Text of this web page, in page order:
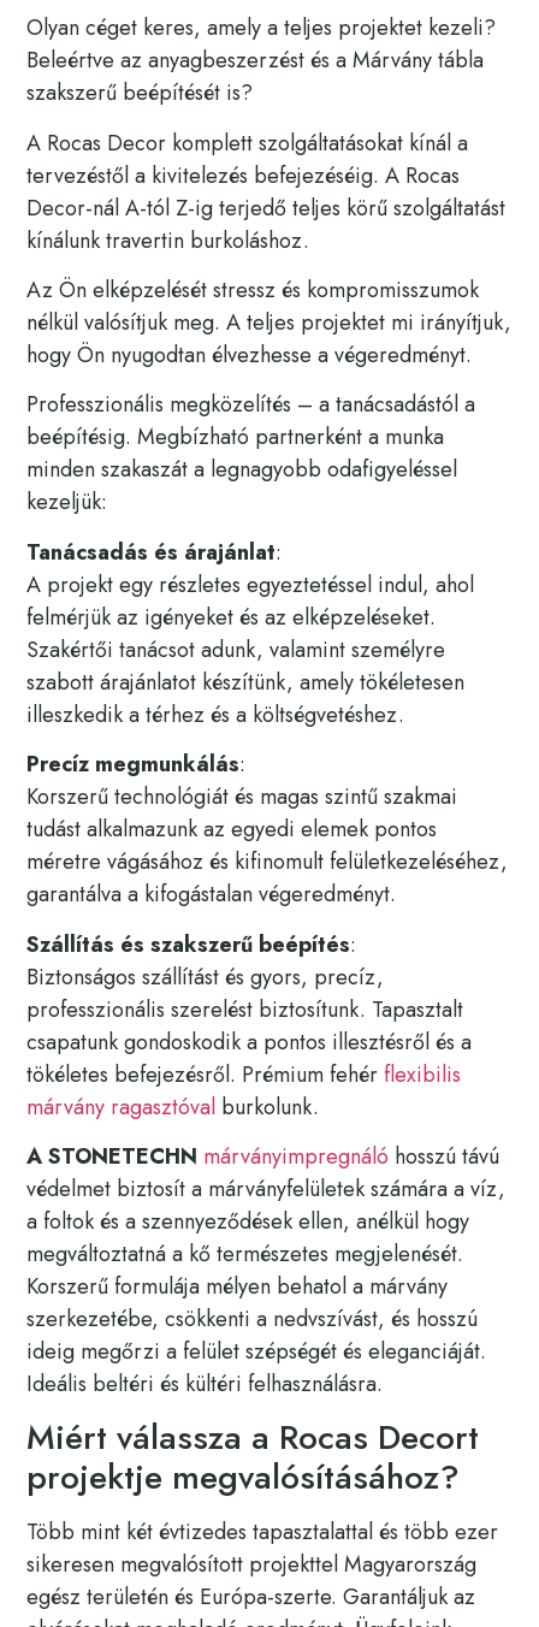
Olyan céget keres, amely a teljes projektet kezeli?
Beleértve az anyagbeszerzést és a Márvány tábla
szakszerű beépítését is?
A Rocas Decor komplett szolgáltatásokat kínál a
tervezéstől a kivitelezés befejezéséig. A Rocas
Decor-nál A-tól Z-ig terjedő teljes körű szolgáltatást
kínálunk travertin burkoláshoz.
Az Ön elképzelését stressz és kompromisszumok
nélkül valósítjuk meg. A teljes projektet mi irányítjuk,
hogy Ön nyugodtan élvezhesse a végeredményt.
Professzionális megközelítés – a tanácsadástól a
beépítésig. Megbízható partnerként a munka
minden szakaszát a legnagyobb odafigyeléssel
kezeljük:
Tanácsadás és árajánlat:
A projekt egy részletes egyeztetéssel indul, ahol
felmérjük az igényeket és az elképzeléseket.
Szakértői tanácsot adunk, valamint személyre
szabott árajánlatot készítünk, amely tökéletesen
illeszkedik a térhez és a költségvetéshez.
Precíz megmunkálás:
Korszerű technológiát és magas szintű szakmai
tudást alkalmazunk az egyedi elemek pontos
méretre vágásához és kifinomult felületkezeléséhez,
garantálva a kifogástalan végeredményt.
Szállítás és szakszerű beépítés:
Biztonságos szállítást és gyors, precíz,
professzionális szerelést biztosítunk. Tapasztalt
csapatunk gondoskodik a pontos illesztésről és a
tökéletes befejezésről. Prémium fehérflexibilis
márvány ragasztóval burkolunk.
A STONETECHN márványimpregnáló hosszú távú
védelmet biztosít a márványfelületek számára a víz,
a foltok és a szennyeződések ellen, anélkül hogy
megváltoztatná a kő természetes megjelenését.
Korszerű formulája mélyen behatol a márvány
szerkezetébe, csökkenti a nedvszívást, és hosszú
ideig megőrzi a felület szépségét és eleganciáját.
Ideális beltéri és kültéri felhasználásra.
Miért válassza a Rocas Decort
projektje megvalósításához?
Több mint két évtizedes tapasztalattal és több ezer
sikeresen megvalósított projekttel Magyarország
egész területén és Európa-szerte. Garantáljuk az